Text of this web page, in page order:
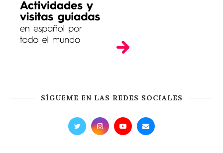
SÍGUEME EN LAS REDES SOCIALES